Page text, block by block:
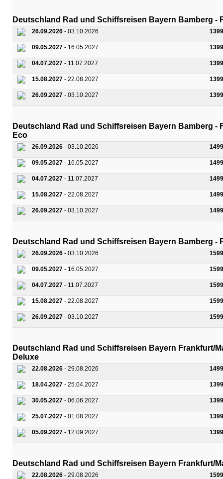
Deutschland Rad und Schiffsreisen Bayern Bamberg -
26.09.2026 - 03.10.2026
09.05.2027 - 16.05.2027
04.07.2027 - 11.07.2027
15.08.2027 - 22.08.2027
26.09.2027 - 03.10.2027
Deutschland Rad und Schiffsreisen Bayern Bamberg -
Eco
26.09.2026 - 03.10.2026
09.05.2027 - 16.05.2027
04.07.2027 - 11.07.2027
15.08.2027 - 22.08.2027
26.09.2027 - 03.10.2027
Deutschland Rad und Schiffsreisen Bayern Bamberg -
26.09.2026 - 03.10.2026
09.05.2027 - 16.05.2027
04.07.2027 - 11.07.2027
15.08.2027 - 22.08.2027
26.09.2027 - 03.10.2027
Deutschland Rad und Schiffsreisen Bayern Frankfurt/
Deluxe
22.08.2026 - 29.08.2026
18.04.2027 - 25.04.2027
30.05.2027 - 06.06.2027
25.07.2027 - 01.08.2027
05.09.2027 - 12.09.2027
Deutschland Rad und Schiffsreisen Bayern Frankfurt/
22.08.2026 - 29.08.2026